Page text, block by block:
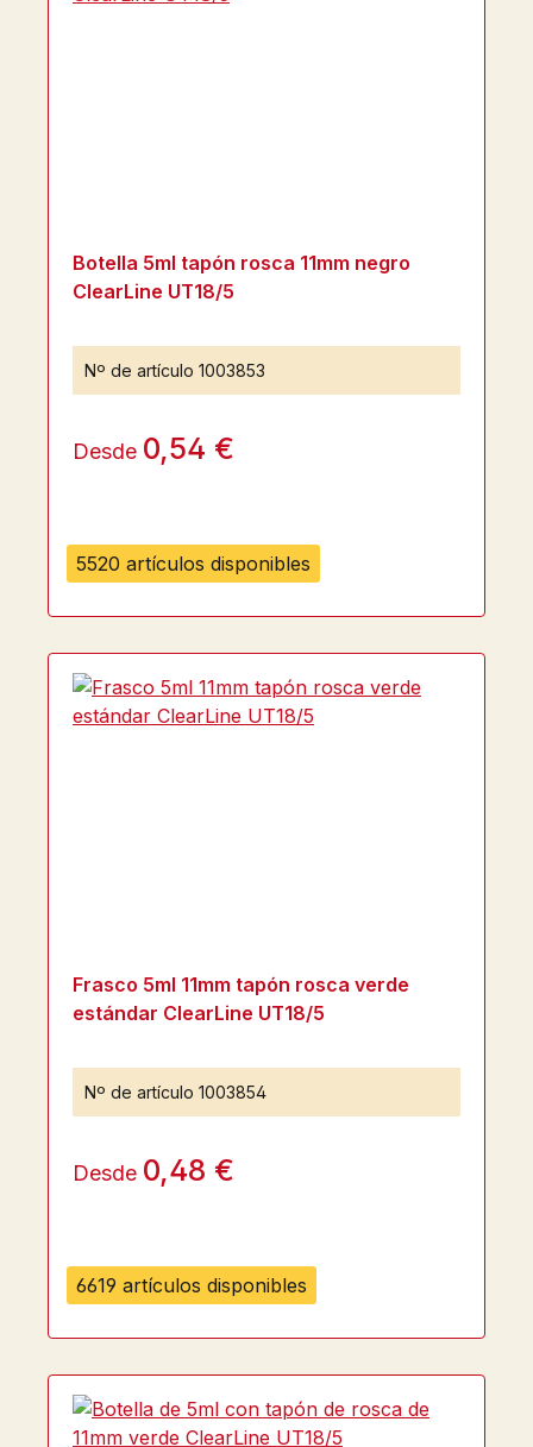
5520 artículos disponibles
Botella 5ml tapón rosca 11mm negro
ClearLine UT18/5
Nº de artículo 1003853
Desde 0,54 €
6619 artículos disponibles
Frasco 5ml 11mm tapón rosca verde
estándar ClearLine UT18/5
Nº de artículo 1003854
Desde 0,48 €